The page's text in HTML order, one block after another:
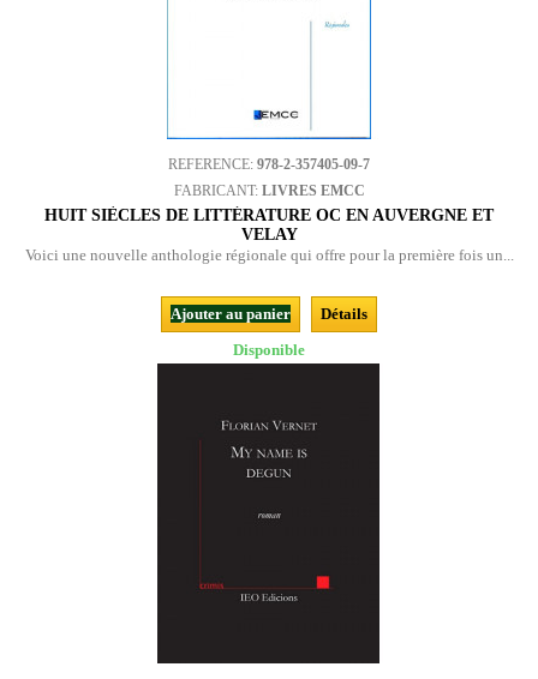
REFERENCE: 978-2-357405-09-7
FABRICANT: LIVRES EMCC
HUIT SIÈCLES DE LITTÉRATURE OC EN AUVERGNE ET
VELAY
Voici une nouvelle anthologie régionale qui offre pour la première fois un...
Ajouter au panier
Détails
Disponible